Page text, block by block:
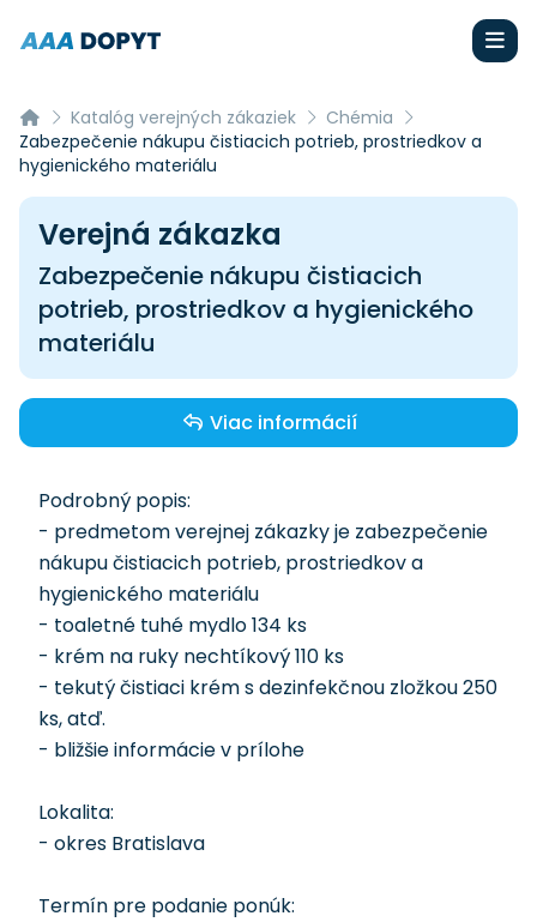
Katalóg verejných zákaziek
Chémia
Zabezpečenie nákupu čistiacich potrieb, prostriedkov a
hygienického materiálu
Verejná zákazka
Zabezpečenie nákupu čistiacich
potrieb, prostriedkov a hygienického
materiálu
Viac informácií
Podrobný popis:
- predmetom verejnej zákazky je zabezpečenie
nákupu čistiacich potrieb, prostriedkov a
hygienického materiálu
- toaletné tuhé mydlo 134 ks
- krém na ruky nechtíkový 110 ks
- tekutý čistiaci krém s dezinfekčnou zložkou 250
ks, atď.
- bližšie informácie v prílohe
Lokalita:
- okres Bratislava
Termín pre podanie ponúk: